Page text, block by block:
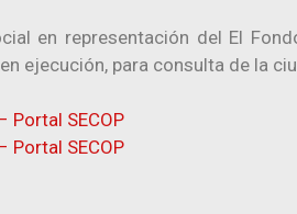
en representación del El
ejecución, para consulta de la
Portal SECOP
Portal SECOP